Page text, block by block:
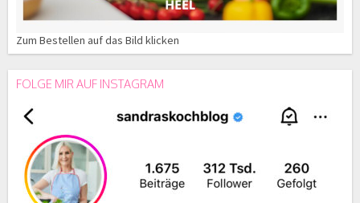
Zum Bestellen auf das Bild klicken
FOLGE MIR AUF INSTAGRAM